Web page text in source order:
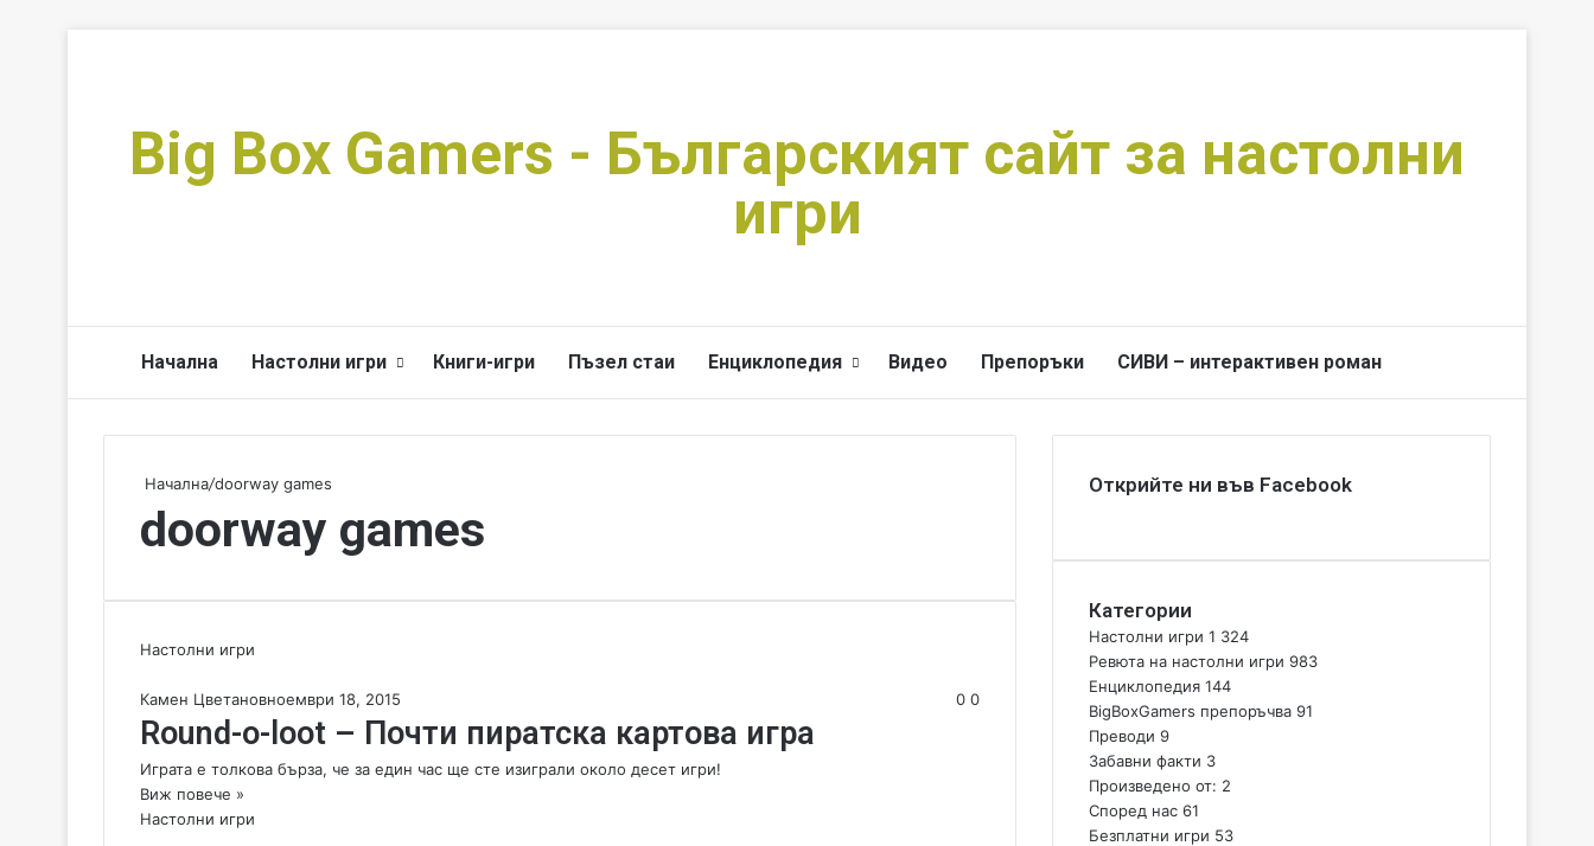
Big Box Gamers - Българският сайт за настолни
игри
Начална Настолни игри Книги-игри Пъзел стаи Енциклопедия Видео Препоръки СИВИ – интерактивен роман
Начална/doorway games
doorway games
Настолни игри
Камен Цветановноември 18, 2015 0 0
Round-o-loot – Почти пиратска картова игра
Играта е толкова бърза, че за един час ще сте изиграли около десет игри!
Виж повече »
Настолни игри
Открийте ни във Facebook
Категории
Настолни игри 1 324
Ревюта на настолни игри 983
Енциклопедия 144
BigBoxGamers препоръчва 91
Преводи 9
Забавни факти 3
Произведено от: 2
Според нас 61
Безплатни игри 53